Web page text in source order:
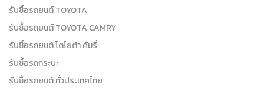
รับซื้อรถยนต์ TOYOTA
รับซื้อรถยนต์ TOYOTA CAMRY
รับซื้อรถยนต์ โตโยต้า คัมรี่
รับซื้อรถกระบะ
รับซื้อรถยนต์ ทั่วประเทศไทย